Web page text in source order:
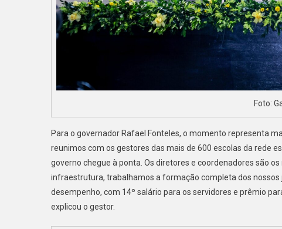
Foto:
Para o governador Rafael Fonteles, o momento representa
reunimos com os gestores das mais de 600 escolas da rede
governo chegue à ponta. Os diretores e coordenadores são
infraestrutura, trabalhamos a formação completa dos
desempenho, com 14º salário para os servidores e prêmio
explicou o gestor.